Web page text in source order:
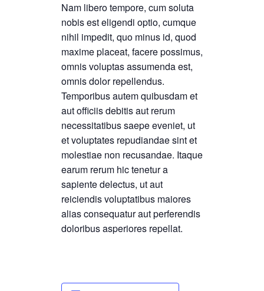
Nam libero tempore, cum soluta
nobis est eligendi optio, cumque
nihil impedit, quo minus id, quod
maxime placeat, facere possimus,
omnis voluptas assumenda est,
omnis dolor repellendus.
Temporibus autem quibusdam et
aut officiis debitis aut rerum
necessitatibus saepe eveniet, ut
et voluptates repudiandae sint et
molestiae non recusandae. Itaque
earum rerum hic tenetur a
sapiente delectus, ut aut
reiciendis voluptatibus maiores
alias consequatur aut perferendis
doloribus asperiores repellat.